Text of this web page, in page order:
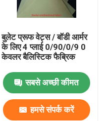
बुलेट प्रूफ वेट्स / बॉडी आर्मर
के लिए 4 प्लाई 0/90/0/9 0
केवलर बैलिस्टिक फैब्रिक
सबसे अच्छी कीमत
हमसे संपर्क करें